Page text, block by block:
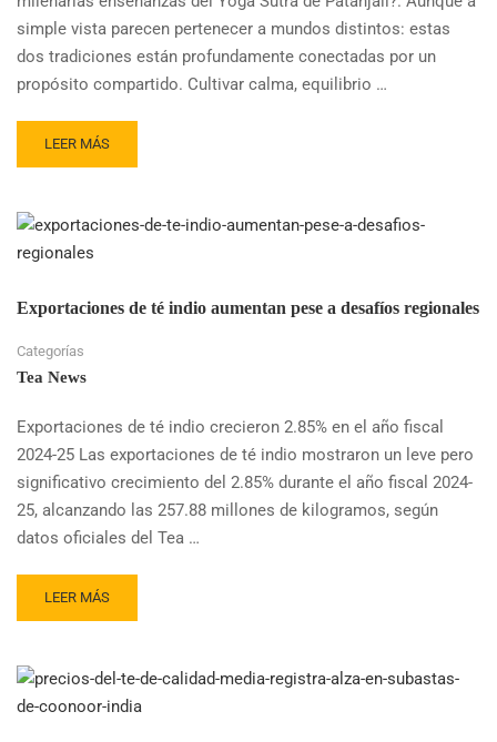
simple vista parecen pertenecer a mundos distintos: estas
dos tradiciones están profundamente conectadas por un
propósito compartido. Cultivar calma, equilibrio …
READ
MORE
Y
YOGA
CAMINO
HACIA
CALMA
Y
LA
LEER MÁS
Exportaciones de té indio aumentan pese a desafíos regionales
Categorías
Tea News
Exportaciones de té indio crecieron 2.85% en el año fiscal
2024-25 Las exportaciones de té indio mostraron un leve pero
significativo crecimiento del 2.85% durante el año fiscal 2024-
25, alcanzando las 257.88 millones de kilogramos, según
datos oficiales del Tea …
READ
MORE
DE
TÉ
LEER MÁS